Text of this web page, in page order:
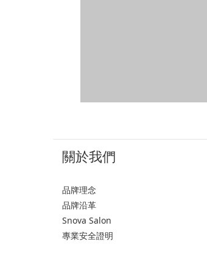
關於我們
品牌理念
品牌沿革
Snova Salon
專業安全證明